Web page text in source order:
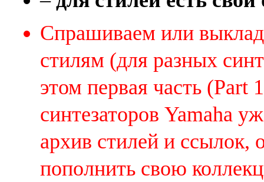
Спрашиваем или
стилям (для разных
этом первая часть
синтезаторов Yamaha
архив стилей и ссылок,
пополнить свою